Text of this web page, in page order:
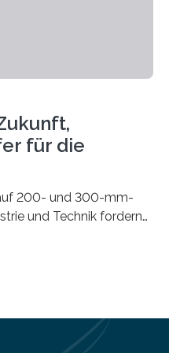
für die
200- und 300-mm-
und Technik fordern
wirtschaftlicher, als
etabliert. Das
»from lab to fab«